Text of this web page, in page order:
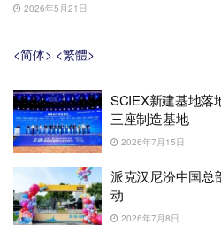
2026年5月21日
<简体> <繁體>
SCIEX新建基地落
三座制造基地
2026年7月15日
派克汉尼汾中国总
动
2026年7月8日